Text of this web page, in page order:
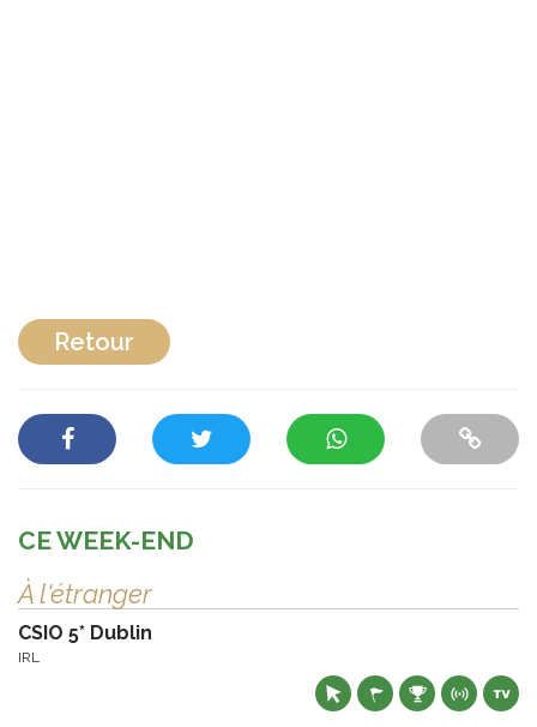
Retour
CE WEEK-END
À l'étranger
CSIO 5* Dublin
IRL